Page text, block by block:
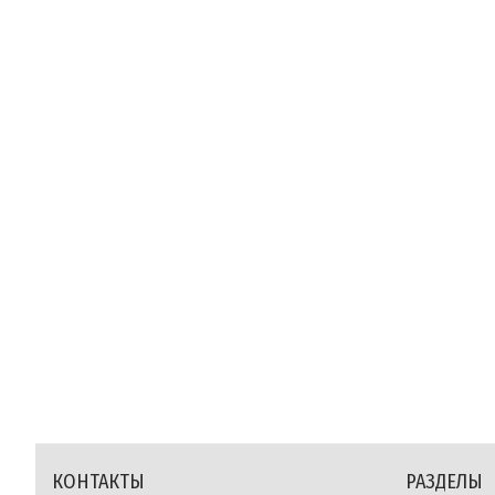
КОНТАКТЫ РАЗДЕЛЫ